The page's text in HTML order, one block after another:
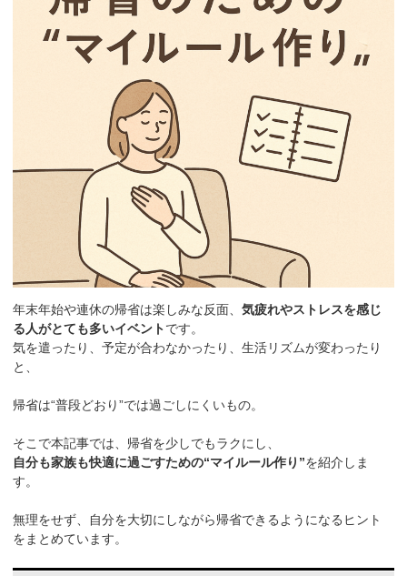
年末年始や連休の帰省は楽しみな反面、気疲れやストレスを感じ
る人がとても多いイベントです。
気を遣ったり、予定が合わなかったり、生活リズムが変わったり
と、
帰省は“普段どおり”では過ごしにくいもの。
そこで本記事では、帰省を少しでもラクにし、
自分も家族も快適に過ごすための“マイルール作り”を紹介しま
す。
無理をせず、自分を大切にしながら帰省できるようになるヒント
をまとめています。